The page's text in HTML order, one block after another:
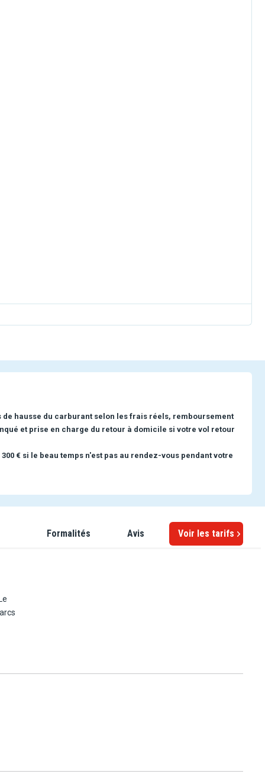
hausse du carburant selon les frais réels, remboursement
et prise en charge du retour à domicile si votre vol retour
€ si le beau temps n'est pas au rendez-vous pendant votre
Formalités Avis Voir les tarifs